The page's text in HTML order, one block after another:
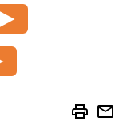
print mail